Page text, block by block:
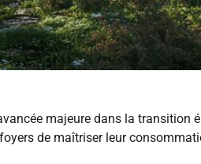
majeure dans la transition
de maîtriser leur